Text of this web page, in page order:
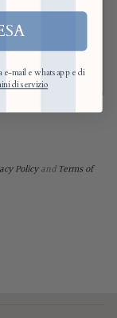
Policyand Terms of
e-mail e whatsapp e di
di servizio